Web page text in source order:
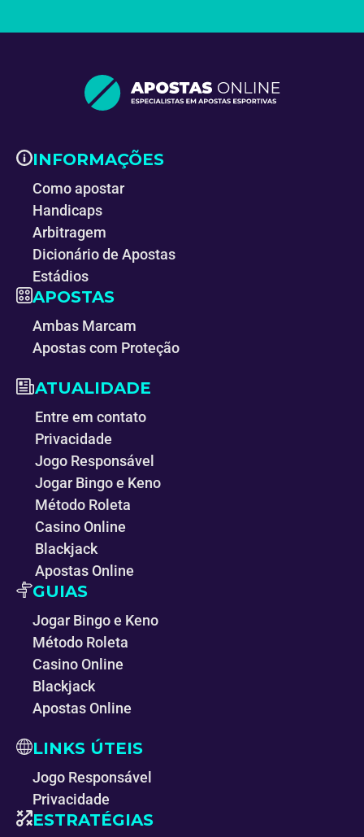
INFORMAÇÕES
Como apostar
Handicaps
Arbitragem
Dicionário de Apostas
Estádios
APOSTAS
Ambas Marcam
Apostas com Proteção
ATUALIDADE
Entre em contato
Privacidade
Jogo Responsável
Jogar Bingo e Keno
Método Roleta
Casino Online
Blackjack
Apostas Online
GUIAS
Jogar Bingo e Keno
Método Roleta
Casino Online
Blackjack
Apostas Online
LINKS ÚTEIS
Jogo Responsável
Privacidade
ESTRATÉGIAS